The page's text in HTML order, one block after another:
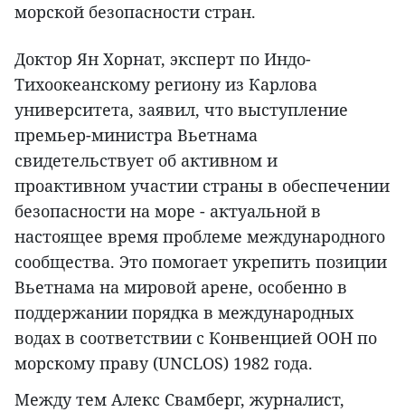
морской безопасности стран.
Доктор Ян Хорнат, эксперт по Индо-
Тихоокеанскому региону из Карлова
университета, заявил, что выступление
премьер-министра Вьетнама
свидетельствует об активном и
проактивном участии страны в обеспечении
безопасности на море - актуальной в
настоящее время проблеме международного
сообщества. Это помогает укрепить позиции
Вьетнама на мировой арене, особенно в
поддержании порядка в международных
водах в соответствии с Конвенцией ООН по
морскому праву (UNCLOS) 1982 года.
Между тем Алекс Свамберг, журналист,